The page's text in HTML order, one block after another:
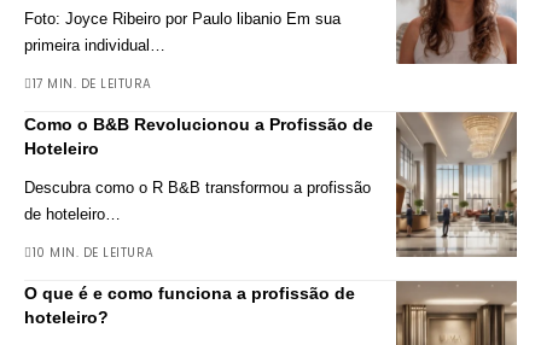
Foto: Joyce Ribeiro por Paulo libanio Em sua
primeira individual
17 MIN. DE LEITURA
Como o B&B Revolucionou a Profissão de
Hoteleiro
Descubra como o R B&B transformou a profissão
de hoteleiro
10 MIN. DE LEITURA
O que é e como funciona a profissão de
hoteleiro?